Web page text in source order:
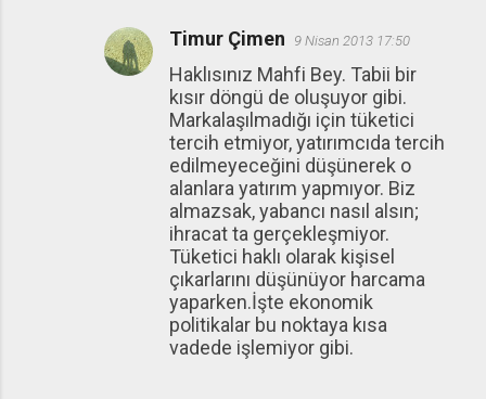
Timur Çimen 9 Nisan 2013 17:50
Haklısınız Mahfi Bey. Tabii bir
kısır döngü de oluşuyor gibi.
Markalaşılmadığı için tüketici
tercih etmiyor, yatırımcıda tercih
edilmeyeceğini düşünerek o
alanlara yatırım yapmıyor. Biz
almazsak, yabancı nasıl alsın;
ihracat ta gerçekleşmiyor.
Tüketici haklı olarak kişisel
çıkarlarını düşünüyor harcama
yaparken.İşte ekonomik
politikalar bu noktaya kısa
vadede işlemiyor gibi.